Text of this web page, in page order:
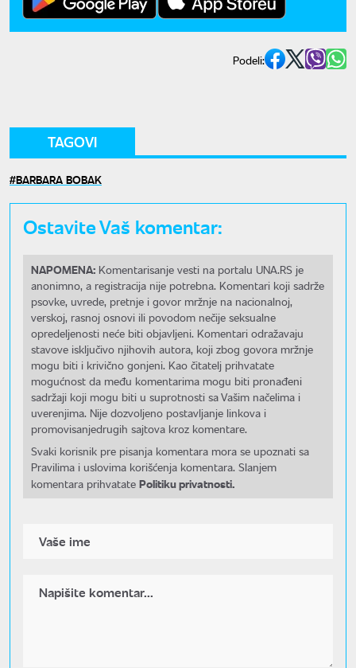
Podeli:
TAGOVI
BARBARA BOBAK
Ostavite Vaš komentar:
NAPOMENA: Komentarisanje vesti na portalu UNA.RS je
anonimno, a registracija nije potrebna. Komentari koji sadrže
psovke, uvrede, pretnje i govor mržnje na nacionalnoj,
verskoj, rasnoj osnovi ili povodom nečije seksualne
opredeljenosti neće biti objavljeni. Komentari odražavaju
stavove isključivo njihovih autora, koji zbog govora mržnje
mogu biti i krivično gonjeni. Kao čitatelj prihvatate
mogućnost da među komentarima mogu biti pronađeni
sadržaji koji mogu biti u suprotnosti sa Vašim načelima i
uverenjima. Nije dozvoljeno postavljanje linkova i
promovisanjedrugih sajtova kroz komentare.
Svaki korisnik pre pisanja komentara mora se upoznati sa
Pravilima i uslovima korišćenja komentara. Slanjem
komentara prihvatate Politiku privatnosti.